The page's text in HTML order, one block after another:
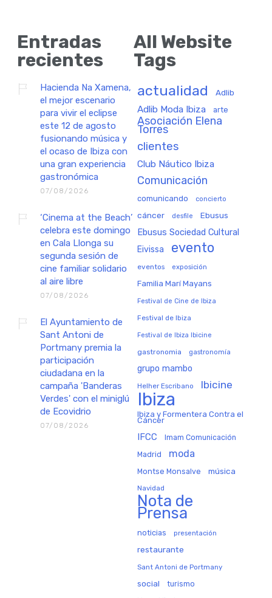
Entradas
recientes
Hacienda Na Xamena,
el mejor escenario
para vivir el eclipse
este 12 de agosto
fusionando música y
el ocaso de Ibiza con
una gran experiencia
gastronómica
07/08/2026
‘Cinema at the Beach’
celebra este domingo
en Cala Llonga su
segunda sesión de
cine familiar solidario
al aire libre
07/08/2026
El Ayuntamiento de
Sant Antoni de
Portmany premia la
participación
ciudadana en la
campaña 'Banderas
Verdes' con el miniglú
de Ecovidrio
07/08/2026
All Website
Tags
actualidad Adlib
Adlib Moda Ibiza arte
Asociación Elena
Torres
clientes
Club Náutico Ibiza
Comunicación
comunicando concierto
cáncer desfile Ebusus
Ebusus Sociedad Cultural
Eivissa evento
eventos exposición
Familia Marí Mayans
Festival de Cine de Ibiza
Festival de Ibiza
Festival de Ibiza Ibicine
gastronomia gastronomía
grupo mambo
Helher Escribano Ibicine
Ibiza
Ibiza y Formentera Contra el
Cáncer
IFCC Imam Comunicación
Madrid moda
Montse Monsalve música
Navidad
Nota de
Prensa
noticias presentación
restaurante
Sant Antoni de Portmany
social turismo